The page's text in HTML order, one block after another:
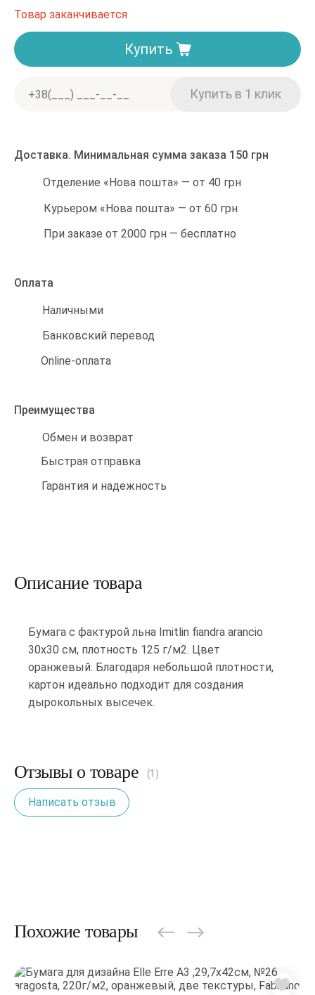
Товар заканчивается
Купить
Доставка. Минимальная сумма заказа 150 грн
Отделение «Нова пошта» — от 40 грн
Курьером «Нова пошта» — от 60 грн
При заказе от 2000 грн — бесплатно
Оплата
Наличными
Банковский перевод
Online-оплата
Преимущества
Обмен и возврат
Быстрая отправка
Гарантия и надежность
Описание товара
Бумага с фактурой льна Imitlin fiandra arancio
30х30 см, плотность 125 г/м2. Цвет
оранжевый. Благодаря небольшой плотности,
картон идеально подходит для создания
дырокольных высечек.
Отзывы о товаре (1)
Написать отзыв
Похожие товары